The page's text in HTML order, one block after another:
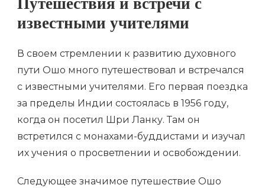
Путешествия и встречи с
известными учителями
В своем стремлении к развитию духовного
пути Ошо много путешествовал и встречался
с известными учителями. Его первая поездка
за пределы Индии состоялась в 1956 году,
когда он посетил Шри Ланку. Там он
встретился с монахами-буддистами и изучал
их учения о просветлении и освобождении.
Следующее значимое путешествие Ошо